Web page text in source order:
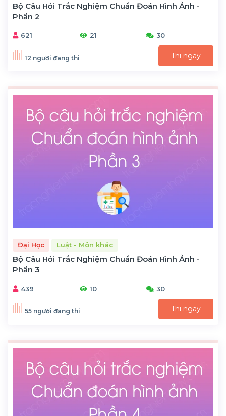
Bộ Câu Hỏi Trắc Nghiệm Chuẩn Đoán Hình Ảnh -
Phần 2
621 21 30
12 người đang thi Thi ngay
Đại Học Luật - Môn khác
Bộ Câu Hỏi Trắc Nghiệm Chuẩn Đoán Hình Ảnh -
Phần 3
439 10 30
55 người đang thi Thi ngay